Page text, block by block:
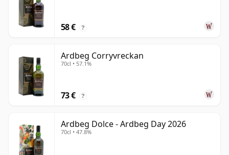
58 € ?
Ardbeg Corryvreckan
70cl • 57.1%
73 € ?
Ardbeg Dolce - Ardbeg Day 2026
70cl • 47.8%